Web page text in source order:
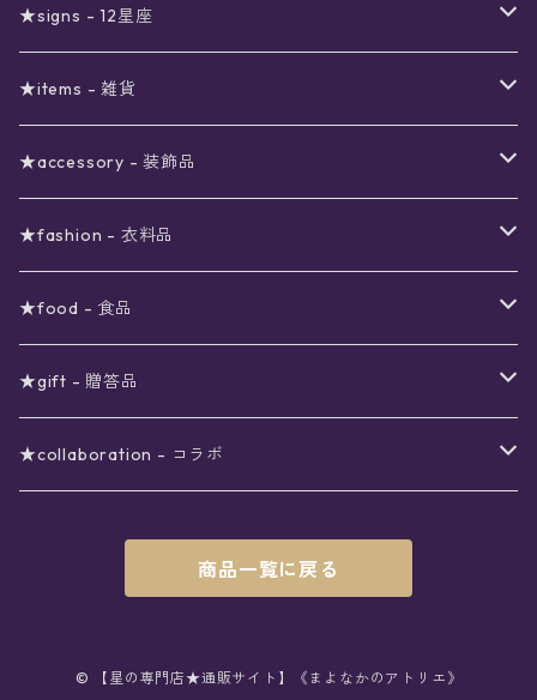
真夜中のSALE
予約限定SALE
〜1000円
〜2000円
〜3000円
〜4000円
〜5000円
〜6000円
〜7000円
〜10000円
12星座福袋
星の市福袋
★signs - 12星座
12星座ギフトセット
★items - 雑貨
ステーショナリー
ギフトボックス
ノート
メイクアップ
ネイルカラー
アロマスプレー
ポーチ
夜空の星月
扇子(うちわ)
インテリア
キッチン
★accessory - 装飾品
ピアス
星
月
イヤリング
星
月
ネックレス
星
チョーカー
ブレスレット
ブローチ
★fashion - 衣料品
ワンピース
スター
フラワー
トップス
ブラウス
ボトムス
レックウォーマー
ショルダー
★food - 食品
珈琲
紅茶
prologue passage
★gift - 贈答品
ラッピング用オプション
バレンタインギフト
母の日ギフト
★collaboration - コラボ
Stellatium(姉妹店委託)
JUNK FOOD OPERA
MOON BEAR(姉妹店委託)
商品一覧に戻る
© 【星の専門店★通販サイト】《まよなかのアトリエ》